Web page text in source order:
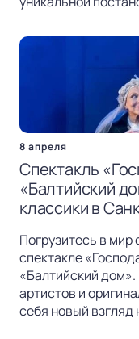
8 апреля
Спектакль
«Балтийский
классики в
Погрузитесь в мир
спектакле
«Балтийский
артистов и
себя новый взгляд